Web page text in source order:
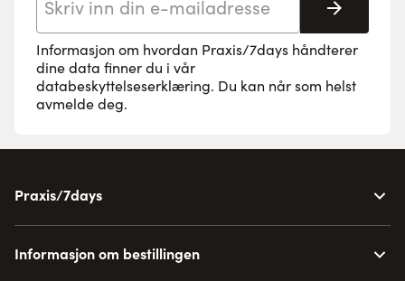
Informasjon om hvordan Praxis/7days håndterer
dine data finner du i vår
databeskyttelseserklæring. Du kan når som helst
avmelde deg.
Praxis/7days
Informasjon om bestillingen